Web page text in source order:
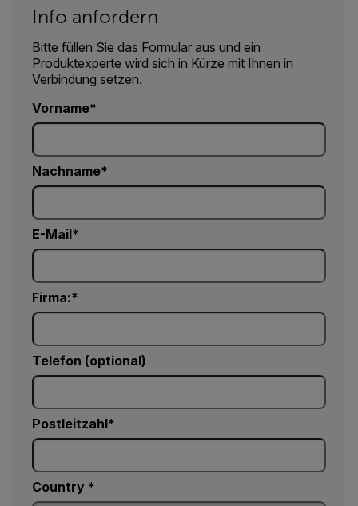
Info anfordern
Bitte füllen Sie das Formular aus und ein
Produktexperte wird sich in Kürze mit Ihnen in
Verbindung setzen.
Vorname
Nachname
E-Mail
Firma:
Telefon (optional)
Postleitzahl*
Country *